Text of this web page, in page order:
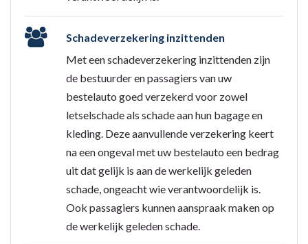
Schadeverzekering inzittenden
Met een schadeverzekering inzittenden zijn
de bestuurder en passagiers van uw
bestelauto goed verzekerd voor zowel
letselschade als schade aan hun bagage en
kleding. Deze aanvullende verzekering keert
na een ongeval met uw bestelauto een bedrag
uit dat gelijk is aan de werkelijk geleden
schade, ongeacht wie verantwoordelijk is.
Ook passagiers kunnen aanspraak maken op
de werkelijk geleden schade.